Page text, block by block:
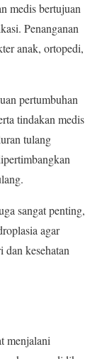
medis bertujuan
Penanganan
anak, ortopedi,
pertumbuhan
tindakan medis
tulang
sangat penting,
agar
dan kesehatan
menjalani